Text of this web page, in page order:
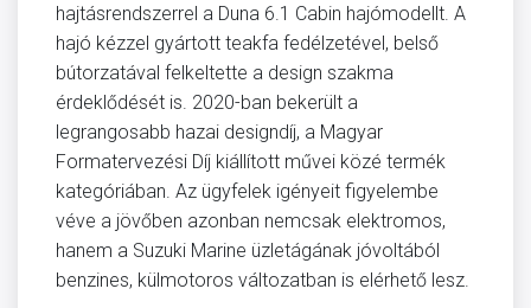
hajtásrendszerrel a Duna 6.1 Cabin hajómodellt. A
hajó kézzel gyártott teakfa fedélzetével, belső
bútorzatával felkeltette a design szakma
érdeklődését is. 2020-ban bekerült a
legrangosabb hazai designdíj, a Magyar
Formatervezési Díj kiállított művei közé termék
kategóriában. Az ügyfelek igényeit figyelembe
véve a jövőben azonban nemcsak elektromos,
hanem a Suzuki Marine üzletágának jóvoltából
benzines, külmotoros változatban is elérhető lesz.